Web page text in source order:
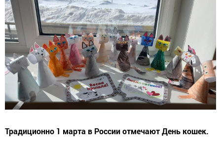
Традиционно 1 марта в России отмечают День кошек.